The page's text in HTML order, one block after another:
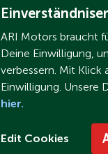
ARI Motors braucht
Deine Einwilligung,
verbessern. Mit Klick
Einwilligung. Unsere
hier.
Edit Cookies